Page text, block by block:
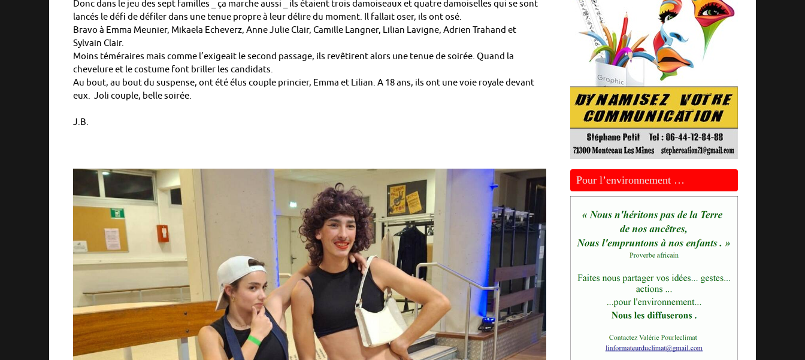
Donc dans le jeu des sept familles _ ça marche aussi _ ils étaient trois damoiseaux et quatre damoiselles qui se sont
lancés le défi de défiler dans une tenue propre à leur délire du moment. Il fallait oser, ils ont osé.
Bravo à Emma Meunier, Mikaela Echeverz, Anne Julie Clair, Camille Langner, Lilian Lavigne, Adrien Trahand et
Sylvain Clair.
Moins téméraires mais comme l’exigeait le second passage, ils revêtirent alors une tenue de soirée. Quand la
chevelure et le costume font briller les candidats.
Au bout, au bout du suspense, ont été élus couple princier, Emma et Lilian. A 18 ans, ils ont une voie royale devant
eux. Joli couple, belle soirée.
J.B.
Pour l’environnement …